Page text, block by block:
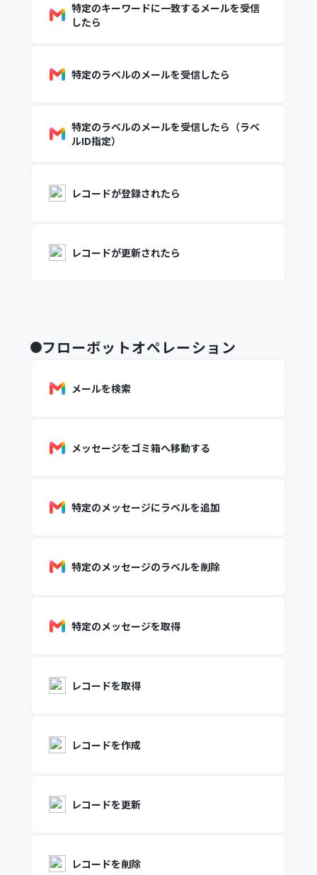
特定のキーワードに一致するメールを受信
したら
特定のラベルのメールを受信したら
特定のラベルのメールを受信したら（ラベ
ルID指定）
レコードが登録されたら
レコードが更新されたら
フローボットオペレーション
メールを検索
メッセージをゴミ箱へ移動する
特定のメッセージにラベルを追加
特定のメッセージのラベルを削除
特定のメッセージを取得
レコードを取得
レコードを作成
レコードを更新
レコードを削除